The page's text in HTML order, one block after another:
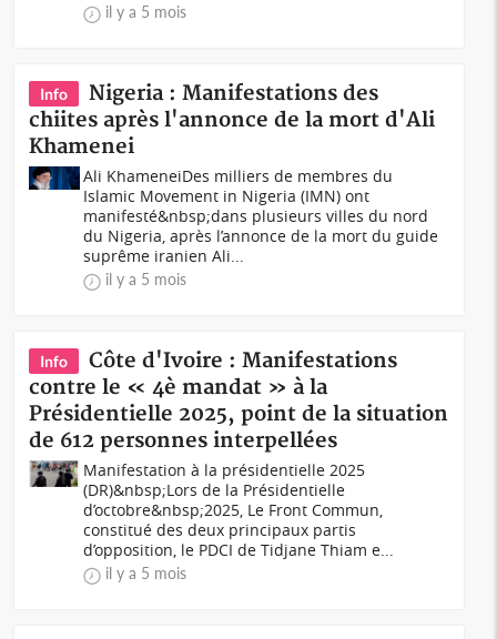
il y a 5 mois
Info
Nigeria : Manifestations des
chiites après l'annonce de la mort d'Ali
Khamenei
Ali KhameneiDes milliers de membres du
Islamic Movement in Nigeria (IMN) ont
manifesté&nbsp;dans plusieurs villes du nord
du Nigeria, après l’annonce de la mort du guide
suprême iranien Ali...
il y a 5 mois
Info
Côte d'Ivoire : Manifestations
contre le « 4è mandat » à la
Présidentielle 2025, point de la situation
de 612 personnes interpellées
Manifestation à la présidentielle 2025
(DR)&nbsp;Lors de la Présidentielle
d’octobre&nbsp;2025, Le Front Commun,
constitué des deux principaux partis
d’opposition, le PDCI de Tidjane Thiam e...
il y a 5 mois